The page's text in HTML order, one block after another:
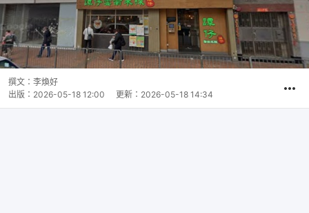
撰文： 李煥好
出版： 2026-05-18 12:00 更新： 2026-05-18 14:34